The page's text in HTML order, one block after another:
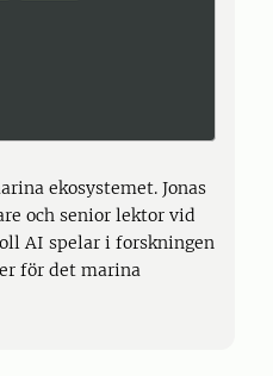
ekosystemet. Jonas
och senior lektor vid
AI spelar i forskningen
för det marina